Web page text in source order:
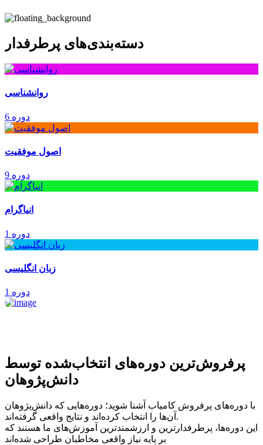
دسته‌بندی‌های پرطرفدار
روانشناسی
6 دوره
اصول موفقیت
9 دوره
انیاگرام
1 دوره
زبان انگلیسی
1 دوره
پرفروش‌ترین‌ دوره‌های انتخاب‌شده توسط
دانش‌پژوهان
با دوره‌های پرفروش کامیاب آشنا شوید؛ دوره‌هایی که دانش‌پژوهان
آن‌ها را انتخاب کرده‌اند و نتایج واقعی گرفته‌اند.
این دوره‌ها، پرطرفدارترین و ارزشمندترین آموزش‌های ما هستند که
بر پایه نیاز واقعی مخاطبان طراحی شده‌اند